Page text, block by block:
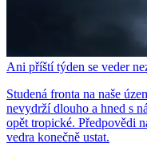
Ani příští týden se veder
Studená fronta na naše
nevydrží dlouho a hned s
opět tropické. Předpovědi
vedra konečně ustat.